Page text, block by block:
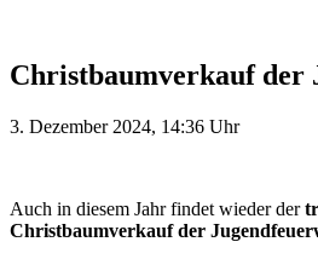
Christbaumverkauf der
3. Dezember 2024, 14:36 Uhr
Auch in diesem Jahr findet wieder der
Christbaumverkauf der